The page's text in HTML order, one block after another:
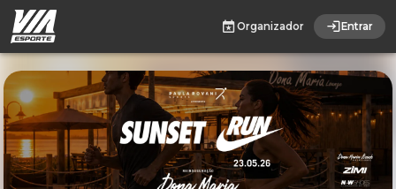
Organizador Entrar